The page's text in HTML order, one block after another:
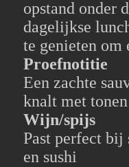
opstand onder
dagelijkse
te genieten om
Proefnotitie
Een zachte
knalt met
Wijn/spijs
Past perfect bij
en sushi